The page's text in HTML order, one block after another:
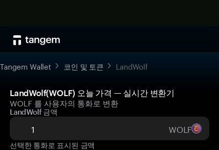
Tangem Wallet 코인 및 토큰 LandWolf
LandWolf(WOLF) 오늘 가격 — 실시간 변환기
WOLF 를 사용자의 통화로 변환
LandWolf 금액
WOLF
선택한 통화로 표시된 금액